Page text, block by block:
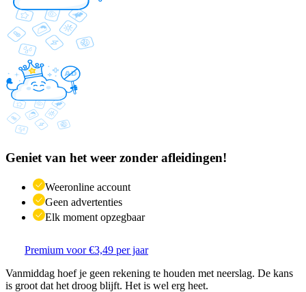
Geniet van het weer zonder afleidingen!
Weeronline account
Geen advertenties
Elk moment opzegbaar
Premium voor €3,49 per jaar
Vanmiddag hoef je geen rekening te houden met neerslag. De kans
is groot dat het droog blijft. Het is wel erg heet.